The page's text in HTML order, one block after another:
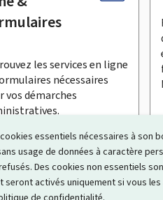
essentiels nécessaires à son
usage de données à caractère
Des cookies non essentiels
activés uniquement si vous les
les services en ligne
nécessaires
vos démarches
S’inscrire à la
ensemble de pages Internet qui
.